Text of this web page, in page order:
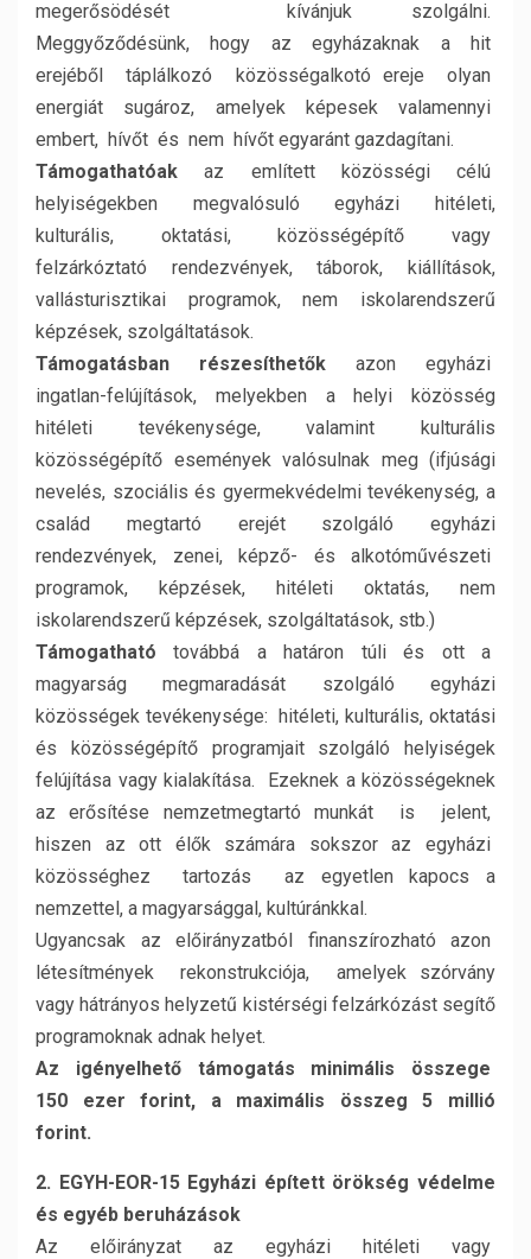
megerősödését kívánjuk szolgálni.
Meggyőződésünk, hogy az egyházaknak a hit
erejéből táplálkozó közösségalkotó ereje olyan
energiát sugároz, amelyek képesek valamennyi
embert, hívőt és nem hívőt egyaránt gazdagítani.
Támogathatóak az említett közösségi célú
helyiségekben megvalósuló egyházi hitéleti,
kulturális, oktatási, közösségépítő vagy
felzárkóztató rendezvények, táborok, kiállítások,
vallásturisztikai programok, nem iskolarendszerű
képzések, szolgáltatások.
Támogatásban részesíthetők azon egyházi
ingatlan-felújítások, melyekben a helyi közösség
hitéleti tevékenysége, valamint kulturális
közösségépítő események valósulnak meg (ifjúsági
nevelés, szociális és gyermekvédelmi tevékenység, a
család megtartó erejét szolgáló egyházi
rendezvények, zenei, képző- és alkotóművészeti
programok, képzések, hitéleti oktatás, nem
iskolarendszerű képzések, szolgáltatások, stb.)
Támogatható továbbá a határon túli és ott a
magyarság megmaradását szolgáló egyházi
közösségek tevékenysége: hitéleti, kulturális, oktatási
és közösségépítő programjait szolgáló helyiségek
felújítása vagy kialakítása. Ezeknek a közösségeknek
az erősítése nemzetmegtartó munkát is jelent,
hiszen az ott élők számára sokszor az egyházi
közösséghez tartozás az egyetlen kapocs a
nemzettel, a magyarsággal, kultúránkkal.
Ugyancsak az előirányzatból finanszírozható azon
létesítmények rekonstrukciója, amelyek szórvány
vagy hátrányos helyzetű kistérségi felzárkózást segítő
programoknak adnak helyet.
Az igényelhető támogatás minimális összege
150 ezer forint, a maximális összeg 5 millió
forint.
2. EGYH-EOR-15 Egyházi épített örökség védelme
és egyéb beruházások
Az előirányzat az egyházi hitéleti vagy